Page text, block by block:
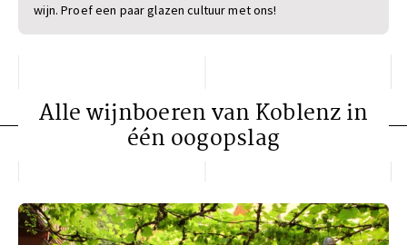
wijn. Proef een paar glazen cultuur met ons!
Alle wijnboeren van Koblenz in
één oogopslag